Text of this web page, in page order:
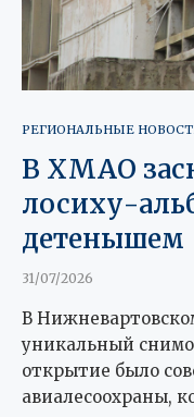
РЕГИОНАЛЬНЫЕ
В ХМАО
лосиху-
детенышем
31/07/2026
В
уникальный
открытие было
авиалесоохраны,